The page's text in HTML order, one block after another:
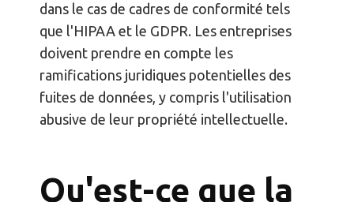
dans le cas de cadres de conformité tels
que l'HIPAA et le GDPR. Les entreprises
doivent prendre en compte les
ramifications juridiques potentielles des
fuites de données, y compris l'utilisation
abusive de leur propriété intellectuelle.
Qu'est-ce que la